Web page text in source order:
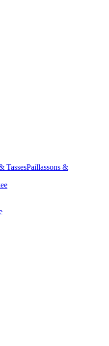
TassesPaillassons &